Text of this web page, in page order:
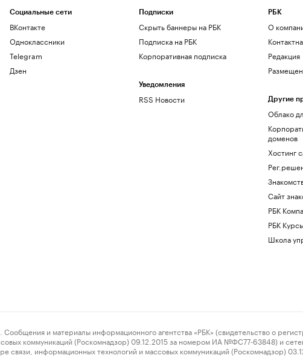
Социальные сети
ВКонтакте
Одноклассники
Telegram
Дзен
Подписки
Скрыть баннеры на РБК
Подписка на РБК
Корпоративная подписка
Уведомления
RSS Новости
РБК
О
Редакция
Другие
Облако
доменов
Хостинг
Сайт
РБК
РБК
Школа
и материалы информационного агентства «РБК» (свидетельство о
коммуникаций (Роскомнадзор) 09.12.2015 за номером ИА №ФС77-63848) и
связи, информационных технологий и массовых коммуникаций (Роскомнадзор)